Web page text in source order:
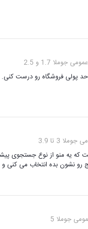
1.7 و 2.5
پولی فروشگاه رو درست
3 تا 3.9
هست که یه منو از نوع
کنی و تمام. در جوملا 3 یادم نیست
جوملا 5